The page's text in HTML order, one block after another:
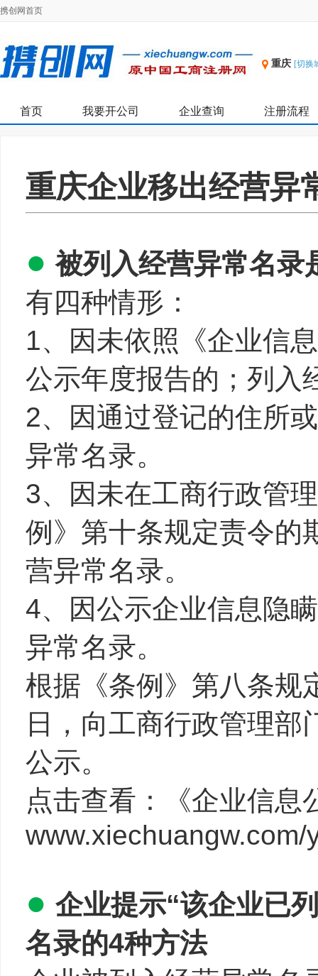
携创网首页
重庆 [切换
首页 我要开公司 企业查询 注册流程
重庆企业移出经营异
●被列入经营异常名
有四种情形：
1、因未依照《企业信
公示年度报告的；列入
2、因通过登记的住所
异常名录。
3、因未在工商行政管
例》第十条规定责令的
营异常名录。
4、因公示企业信息隐
异常名录。
根据《条例》第八条规
日，向工商行政管理
公示。
点击查看：《企业信息
● 企业提示“该企业已
名录的4种方法